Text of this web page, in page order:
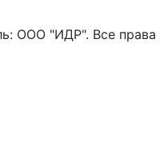
ООО "ИДР". Все права